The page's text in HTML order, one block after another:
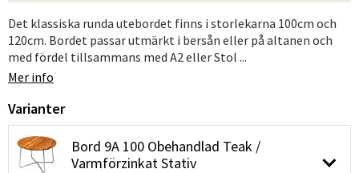
Det klassiska runda utebordet finns i storlekarna 100cm och
120cm. Bordet passar utmärkt i bersån eller på altanen och
med fördel tillsammans med A2 eller Stol ...
Mer info
Varianter
Bord 9A 100 Obehandlad Teak /
Varmförzinkat Stativ